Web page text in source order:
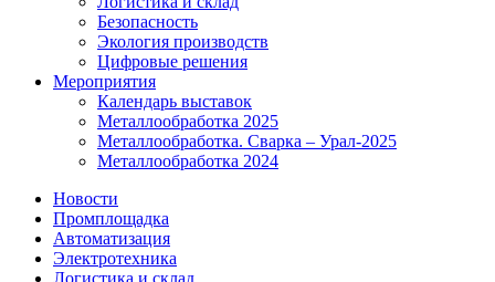
Безопасность
Экология производств
Цифровые решения
Мероприятия
Календарь выставок
Металлообработка 2025
Металлообработка. Сварка – Урал-2025
Металлообработка 2024
Новости
Промплощадка
Автоматизация
Электротехника
Логистика и склад